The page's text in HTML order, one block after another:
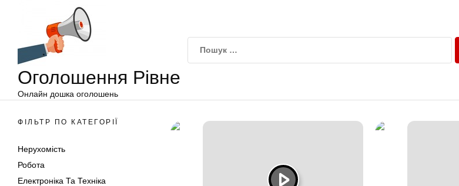
Оголошення Рівне
Онлайн дошка оголошень
ФІЛЬТР ПО КАТЕГОРІЇ
Нерухомість
Робота
Електроніка Та Техніка